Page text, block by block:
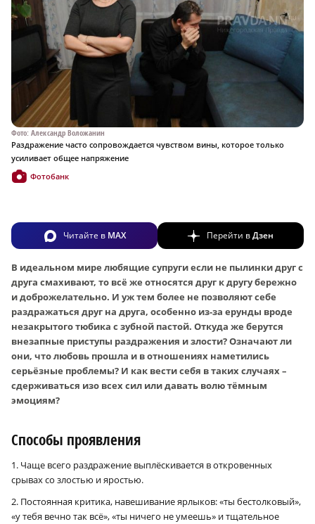
Фото: Александр Воложанин
Раздражение часто сопровождается чувством вины, которое только
усиливает общее напряжение
Фотобанк
Читайте в MAX Перейти вДзен
В идеальном мире любящие супруги если не пылинки друг с
друга смахивают, то всё же относятся друг к другу бережно
и доброжелательно. И уж тем более не позволяют себе
раздражаться друг на друга, особенно из-за ерунды вроде
незакрытого тюбика с зубной пастой. Откуда же берутся
внезапные приступы раздражения и злости? Означают ли
они, что любовь прошла и в отношениях наметились
серьёзные проблемы? И как вести себя в таких случаях –
сдерживаться изо всех сил или давать волю тёмным
эмоциям?
Способы проявления
1. Чаще всего раздражение выплёскивается в откровенных
срывах со злостью и яростью.
2. Постоянная критика, навешивание ярлыков: «ты бестолковый»,
«у тебя вечно так всё», «ты ничего не умеешь» и тщательное